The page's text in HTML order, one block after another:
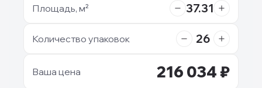
Площадь, м² 37.31
Количество упаковок 26
Ваша цена 216 034 ₽